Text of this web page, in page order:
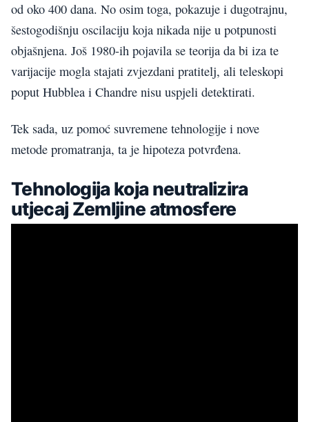
od oko 400 dana. No osim toga, pokazuje i dugotrajnu,
šestogodišnju oscilaciju koja nikada nije u potpunosti
objašnjena. Još 1980-ih pojavila se teorija da bi iza te
varijacije mogla stajati zvjezdani pratitelj, ali teleskopi
poput Hubblea i Chandre nisu uspjeli detektirati.
Tek sada, uz pomoć suvremene tehnologije i nove
metode promatranja, ta je hipoteza potvrđena.
Tehnologija koja neutralizira
utjecaj Zemljine atmosfere